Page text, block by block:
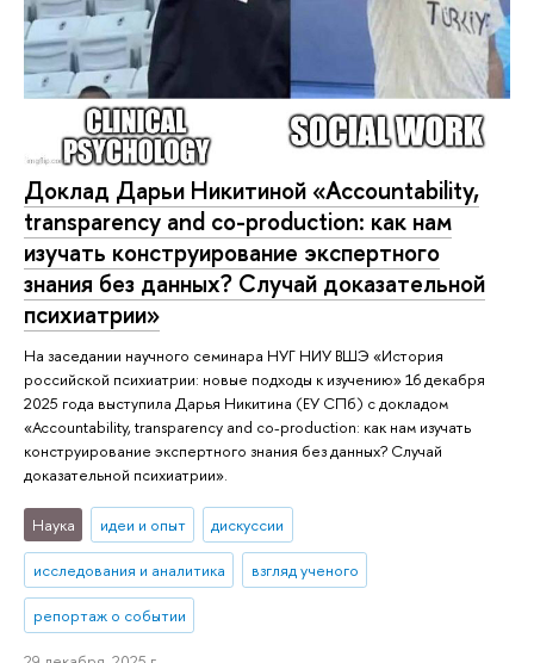
Доклад Дарьи Никитиной «Accountability,
transparency and co-production: как нам
изучать конструирование экспертного
знания без данных? Случай доказательной
психиатрии»
На заседании научного семинара НУГ НИУ ВШЭ «История
российской психиатрии: новые подходы к изучению» 16 декабря
2025 года выступила Дарья Никитина (ЕУ СПб) с докладом
«Accountability, transparency and co-production: как нам изучать
конструирование экспертного знания без данных? Случай
доказательной психиатрии».
Наука идеи и опыт дискуссии
исследования и аналитика взгляд ученого
репортаж о событии